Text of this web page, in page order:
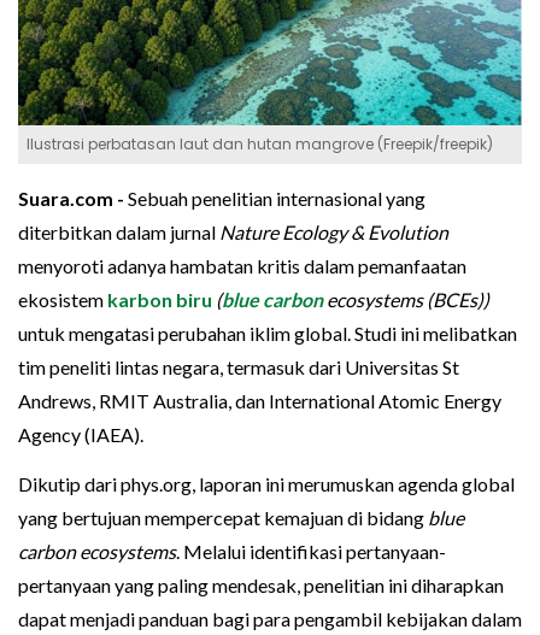
Ilustrasi perbatasan laut dan hutan mangrove (Freepik/freepik)
Suara.com - Sebuah penelitian internasional yang
diterbitkan dalam jurnal Nature Ecology & Evolution
menyoroti adanya hambatan kritis dalam pemanfaatan
ekosistem karbon biru (blue carbonecosystems (BCEs))
untuk mengatasi perubahan iklim global. Studi ini melibatkan
tim peneliti lintas negara, termasuk dari Universitas St
Andrews, RMIT Australia, dan International Atomic Energy
Agency (IAEA).
Dikutip dari phys.org, laporan ini merumuskan agenda global
yang bertujuan mempercepat kemajuan di bidang blue
carbon ecosystems. Melalui identifikasi pertanyaan-
pertanyaan yang paling mendesak, penelitian ini diharapkan
dapat menjadi panduan bagi para pengambil kebijakan dalam